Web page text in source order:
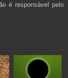
é responsável pelo